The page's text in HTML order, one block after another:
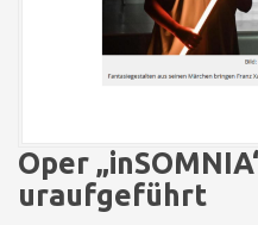
Oper
uraufgeführt